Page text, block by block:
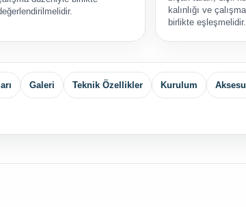
kalınlığı ve
birlikte eşleşmelidir.
Galeri Teknik Özellikler Kurulum